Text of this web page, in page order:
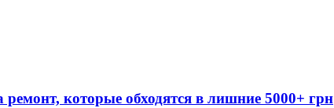
которые обходятся в лишние 5000+ грн